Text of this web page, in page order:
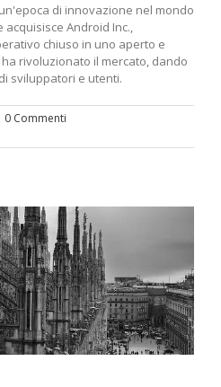
di innovazione nel mondo
acquisisce Android Inc.,
chiuso in uno aperto e
rivoluzionato il mercato, dando
sviluppatori e utenti.
0 Commenti